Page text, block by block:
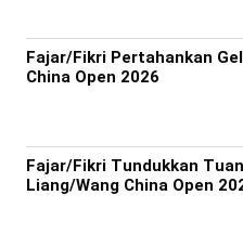
Fajar/Fikri Pertahankan
China Open 2026
Fajar/Fikri Tundukkan
Liang/Wang China Open